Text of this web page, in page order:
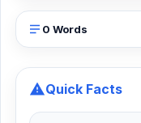
0 Words
Quick Facts